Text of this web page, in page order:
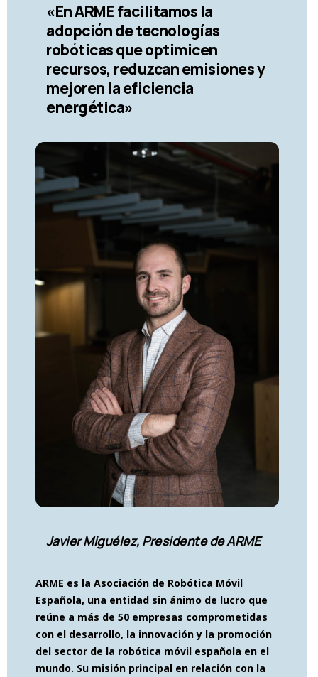
«En ARME facilitamos la
adopción de tecnologías
robóticas que optimicen
recursos, reduzcan emisiones y
mejoren la eficiencia
energética»
Javier Miguélez, Presidente de ARME
ARME es la Asociación de Robótica Móvil
Española, una entidad sin ánimo de lucro que
reúne a más de 50 empresas comprometidas
con el desarrollo, la innovación y la promoción
del sector de la robótica móvil española en el
mundo. Su misión principal en relación con la